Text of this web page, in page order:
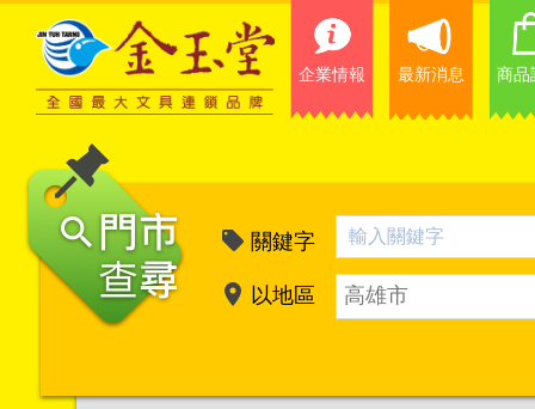
企業情報 最新消息 商品
關鍵字
以地區 高雄市